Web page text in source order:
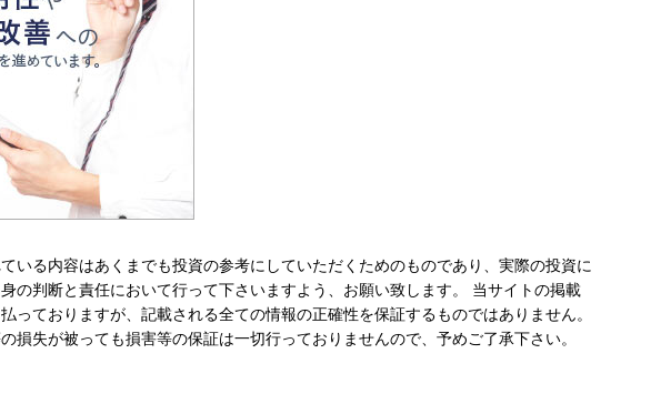
いる内容はあくまでも投資の参考にしていただくためのものであり、実際の投資に
の判断と責任において行って下さいますよう、お願い致します。 当サイトの掲載
っておりますが、記載される全ての情報の正確性を保証するものではありません。
損失が被っても損害等の保証は一切行っておりませんので、予めご了承下さい。